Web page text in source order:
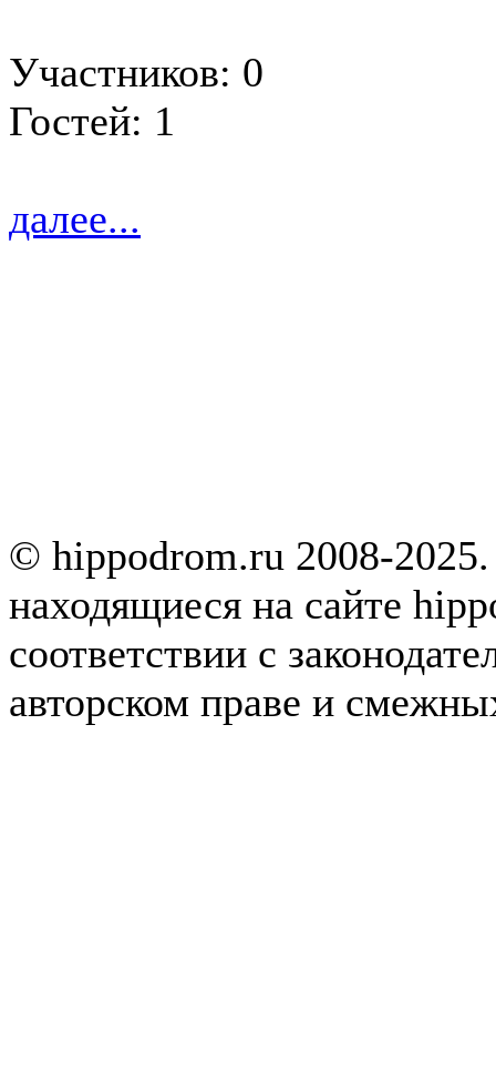
Участников: 0
Гостей: 1
далее...
© hippodrom.ru 2008-
находящиеся на сайте
соответствии с
авторском праве и